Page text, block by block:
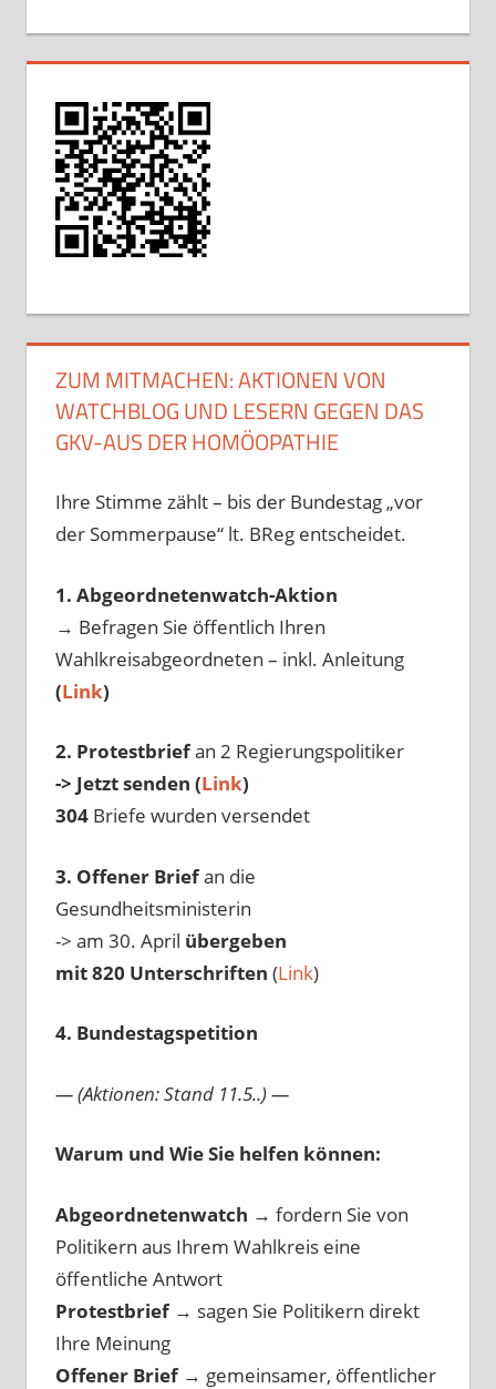
ZUM MITMACHEN: AKTIONEN VON
WATCHBLOG UND LESERN GEGEN DAS
GKV-AUS DER HOMÖOPATHIE
Ihre Stimme zählt – bis der Bundestag „vor
der Sommerpause“ lt. BReg entscheidet.
1. Abgeordnetenwatch-Aktion
→ Befragen Sie öffentlich Ihren
Wahlkreisabgeordneten – inkl. Anleitung
(Link)
2. Protestbriefan 2 Regierungspolitiker
-> Jetzt senden (Link)
304Briefe wurden versendet
3. Offener Briefan die
Gesundheitsministerin
-> am 30. April übergeben
mit 820 Unterschriften (Link)
4. Bundestagspetition
— (Aktionen: Stand 11.5..) —
Warum und Wie Sie helfen können:
Abgeordnetenwatch → fordern Sie von
Politikern aus Ihrem Wahlkreis eine
öffentliche Antwort
Protestbrief → sagen Sie Politikern direkt
Ihre Meinung
Offener Brief → gemeinsamer, öffentlicher